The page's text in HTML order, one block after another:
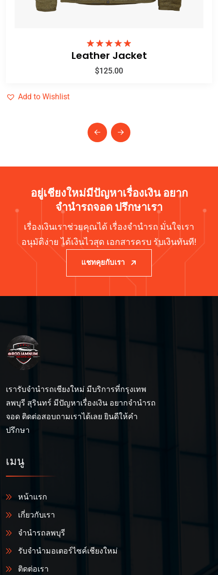
ให้คะแนน
5 คะแนน
Leather Jacket
125.00
Add to Wishlist
อยู่เชียงใหม่มีปัญหาเรื่องเงิน อยาก
จำนำรถจอด ปรึกษาเรา
เรื่องเงินเราช่วยคุณได้ เรื่องจำนำรถ มั่นใจเรา
อนุมัติง่าย ได้เงินไวสุด เอกสารครบ รับเงินทันที!
แชทคุยกับเรา
เรารับจำนำรถเชียงใหม่ มีบริการที่กรุงเทพ
ลพบุรี สุรินทร์ มีปัญหาเรื่องเงิน อยากจำนำรถ
จอด ติดต่อสอบถามเราได้เลย ยินดีให้คำ
ปรึกษา
เมนู
หน้าแรก
เกี่ยวกับเรา
จำนำรถลพบุรี
รับจำนำมอเตอร์ไซค์เชียงใหม่
ติดต่อเรา